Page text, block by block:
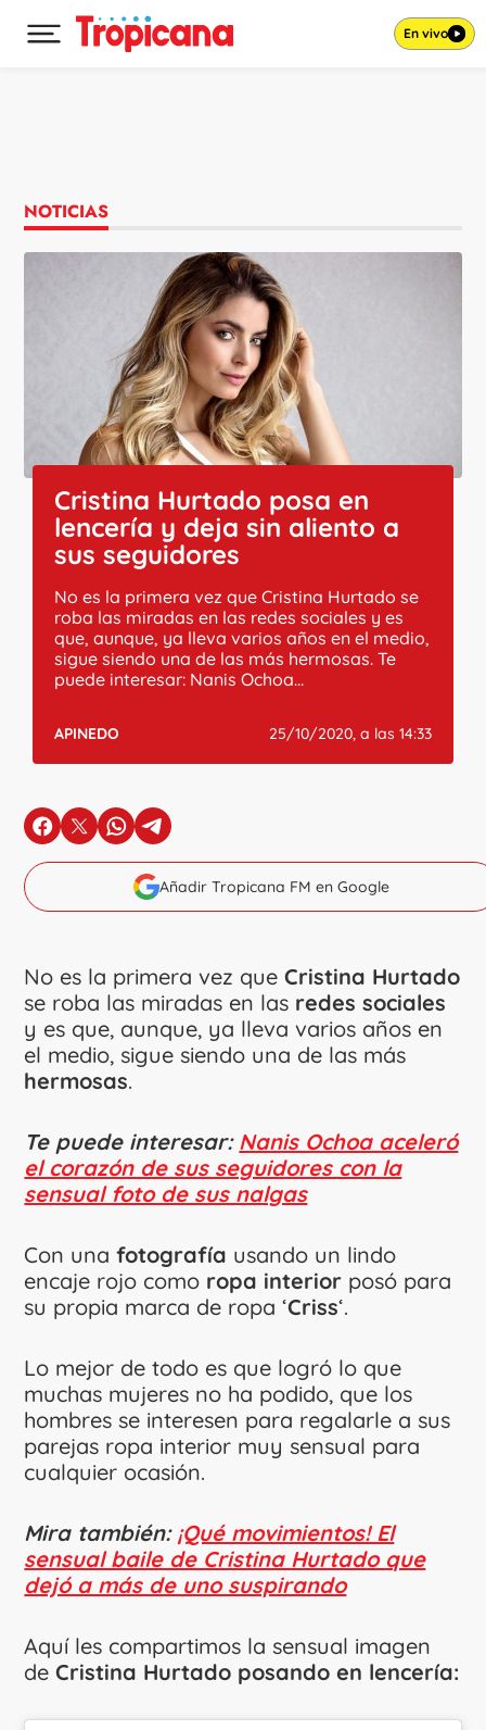
Desplegar menú principal En vivo
NOTICIAS
Cristina Hurtado posa en
lencería y deja sin aliento a
sus seguidores
No es la primera vez que Cristina Hurtado se
roba las miradas en las redes sociales y es
que, aunque, ya lleva varios años en el medio,
sigue siendo una de las más hermosas. Te
puede interesar: Nanis Ochoa...
APINEDO 25/10/2020, a las 14:33
en Facebook
en Xen Whatsapp
en Telegram
Añadir Tropicana FM en Google
No es la primera vez queCristina Hurtado
se roba las miradas en las redes sociales
y es que, aunque, ya lleva varios años en
el medio, sigue siendo una de las más
hermosas.
Te puede interesar: Nanis Ochoa aceleró
el corazón de sus seguidores con la
sensual foto de sus nalgas
Con unafotografía usando un lindo
encaje rojo como ropa interior posó para
su propia marca de ropa ‘Criss‘.
Lo mejor de todo es que logró lo que
muchas mujeres no ha podido, que los
hombres se interesen para regalarle a sus
parejas ropa interior muy sensual para
cualquier ocasión.
Mira también: ¡Qué movimientos! El
sensual baile de Cristina Hurtado que
dejó a más de uno suspirando
Aquí les compartimos la sensual imagen
deCristina Hurtado posando en lencería: